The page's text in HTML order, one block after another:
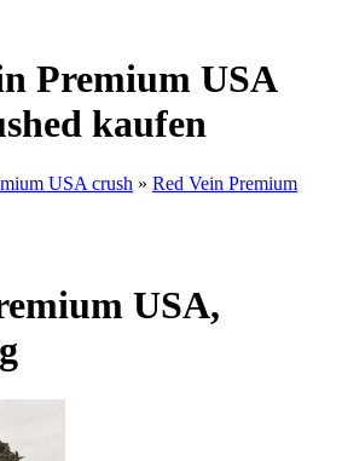
Premium USA
kaufen
USA crush » Red Vein Premium
USA,